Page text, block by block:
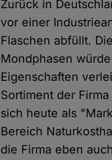
Zurück in
vor einer
Flaschen abfüllt.
Mondphasen
Eigenschaften
Sortiment der
sich heute als
Bereich
die Firma eben